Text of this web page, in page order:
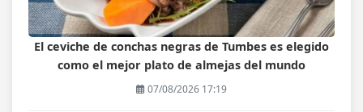
El ceviche de conchas negras de Tumbes es elegido
como el mejor plato de almejas del mundo
07/08/2026 17:19